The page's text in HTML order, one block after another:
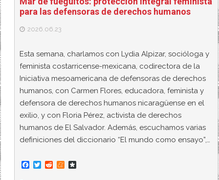
para las defensoras de derechos humanos
2026.06.23
Esta semana, charlamos con Lydia Alpizar, socióloga y
feminista costarricense-mexicana, codirectora de la
Iniciativa mesoamericana de defensoras de derechos
humanos, con Carmen Flores, educadora, feminista y
defensora de derechos humanos nicaragüense en el
exilio, y con Floria Pérez, activista de derechos
humanos de El Salvador. Además, escuchamos varias
definiciones del diccionario “El mundo como ensayo”,…
F
T
R
M